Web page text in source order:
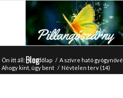
Blog
Ön itt áll: Kezdőlap / A szívre ható
Ahogy kint, úgy bent / Névtelen terv (14)